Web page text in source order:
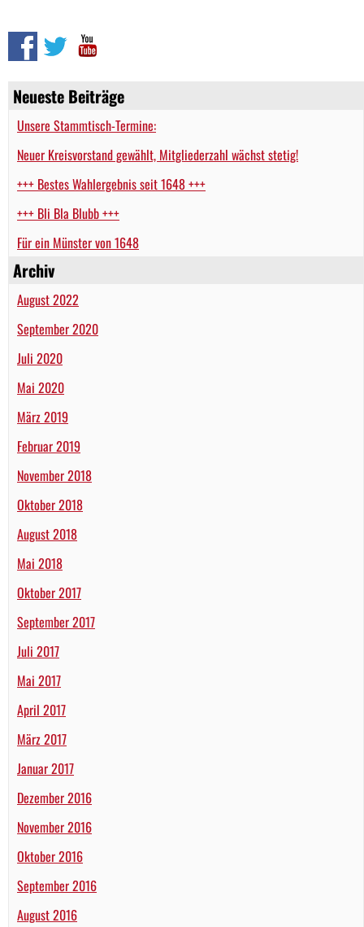
Neueste Beiträge
Unsere Stammtisch-Termine:
Neuer Kreisvorstand gewählt, Mitgliederzahl wächst stetig!
+++ Bestes Wahlergebnis seit 1648 +++
+++ Bli Bla Blubb +++
Für ein Münster von 1648
Archiv
August 2022
September 2020
Juli 2020
Mai 2020
März 2019
Februar 2019
November 2018
Oktober 2018
August 2018
Mai 2018
Oktober 2017
September 2017
Juli 2017
Mai 2017
April 2017
März 2017
Januar 2017
Dezember 2016
November 2016
Oktober 2016
September 2016
August 2016